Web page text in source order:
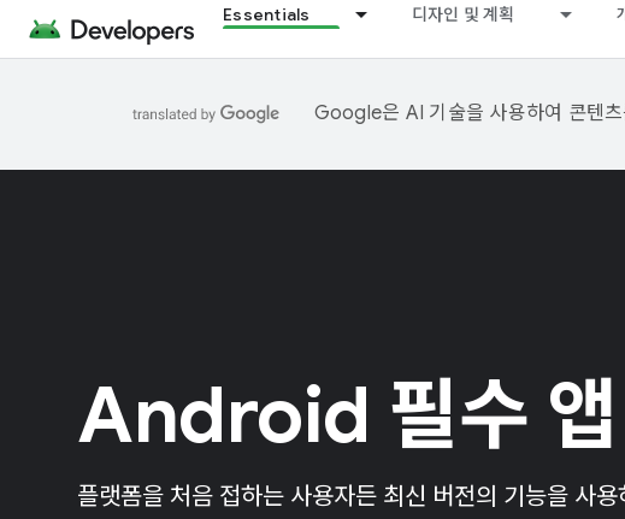
Essentials 디자인 및 계획
Google은 AI 기술을 사용하여 콘텐
Android 필수 앱
플랫폼을 처음 접하는 사용자든 최신 버전의 기능을 사